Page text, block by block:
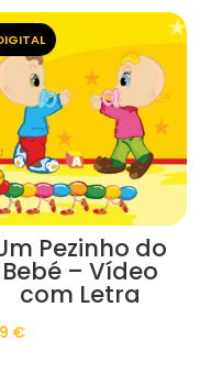
Pezinho do
Bebé – Vídeo
com Letra
€